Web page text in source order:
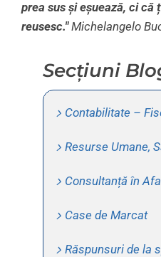
prea sus și eșuează, ci că
reusesc."Michelangelo
Secțiuni
Contabilitate –
Resurse Umane,
Consultanță în
Case de Marcat
Răspunsuri de la